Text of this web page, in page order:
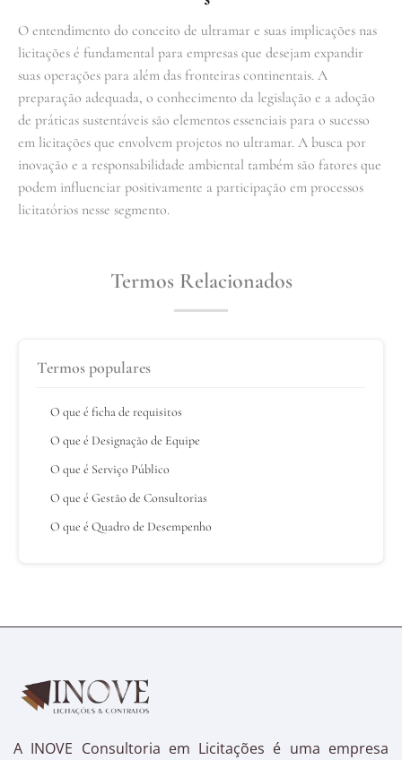
O entendimento do conceito de ultramar e suas implicações nas
licitações é fundamental para empresas que desejam expandir
suas operações para além das fronteiras continentais. A
preparação adequada, o conhecimento da legislação e a adoção
de práticas sustentáveis são elementos essenciais para o sucesso
em licitações que envolvem projetos no ultramar. A busca por
inovação e a responsabilidade ambiental também são fatores que
podem influenciar positivamente a participação em processos
licitatórios nesse segmento.
Termos Relacionados
Termos populares
O que é ficha de requisitos
O que é Designação de Equipe
O que é Serviço Público
O que é Gestão de Consultorias
O que é Quadro de Desempenho
A INOVE Consultoria em Licitações é uma empresa